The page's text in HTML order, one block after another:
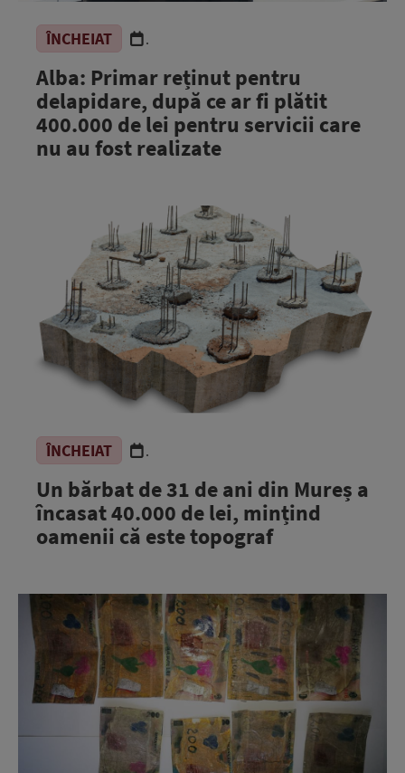
ÎNCHEIAT .
Alba: Primar reținut pentru
delapidare, după ce ar fi plătit
400.000 de lei pentru servicii care
nu au fost realizate
ÎNCHEIAT .
Un bărbat de 31 de ani din Mureș a
încasat 40.000 de lei, mințind
oamenii că este topograf